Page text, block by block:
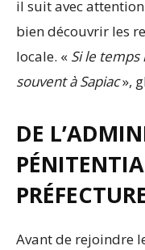
il suit avec
bien découvrir les
locale. « Si le
souvent à Sapiac»,
DE
Avant de rejoindre